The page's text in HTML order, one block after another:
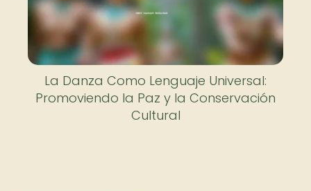
La Danza Como Lenguaje Universal:
Promoviendo la Paz y la Conservación
Cultural